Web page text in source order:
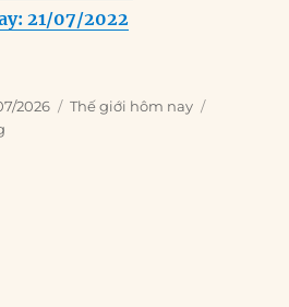
21/07/2022
2026 Categories
Thế giới hôm nay